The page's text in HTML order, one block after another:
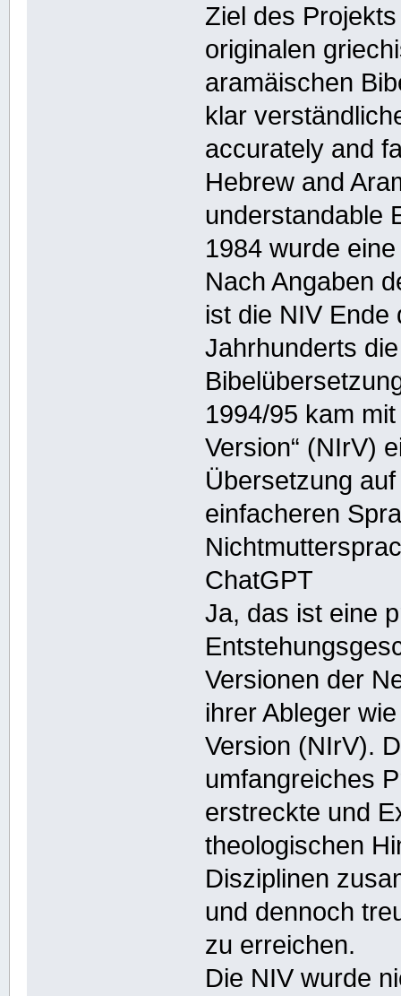
Ziel des
originalen
aramäischen
klar
accurately and
Hebrew and
understandable
1984 wurde
Nach Angaben
ist die NIV Ende
Jahrhunderts
1994/95 kam
Version“ (NIrV)
Übersetzung
einfacheren
ChatGPT
Ja, das ist eine
Versionen der
ihrer Ableger
Version (NIrV).
umfangreiches
erstreckte und
theologischen
Disziplinen
und dennoch
zu erreichen.
Die NIV wurde